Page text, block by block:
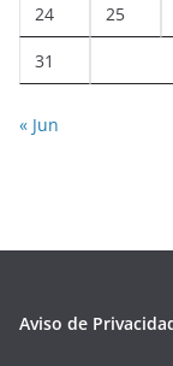
24 25
31
« Jun
Aviso de